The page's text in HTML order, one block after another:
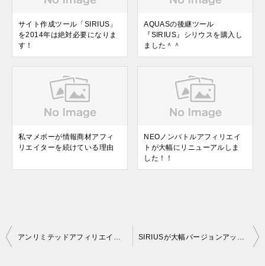
サイト作成ツール「SIRIUS」
を2014年は絶対必要になりま
す！
AQUASの後継ツール
『SIRIUS』シリウスを購入し
ました＾＾
私マメボーが情報商材アフィ
リエイターを続けている理由
NEOノンバトルアフィリエイ
トが大幅にリニューアルしま
した！！
投